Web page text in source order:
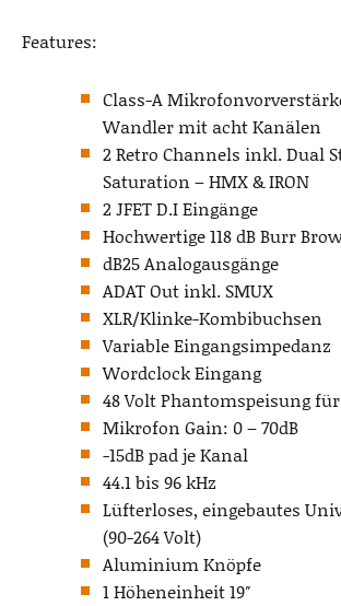
Features:
Class-A
Wandler mit acht Kanälen
2 Retro Channels inkl. Dual
Saturation – HMX & IRON
2 JFET D.I Eingänge
Hochwertige 118 dB Burr
dB25 Analogausgänge
ADAT Out inkl. SMUX
XLR/Klinke-Kombibuchsen
Variable Eingangsimpedanz
Wordclock Eingang
48 Volt Phantomspeisung
Mikrofon Gain: 0 – 70dB
-15dB pad je Kanal
44.1 bis 96 kHz
Lüfterloses, eingebautes
(90-264 Volt)
Aluminium Knöpfe
1 Höheneinheit 19″